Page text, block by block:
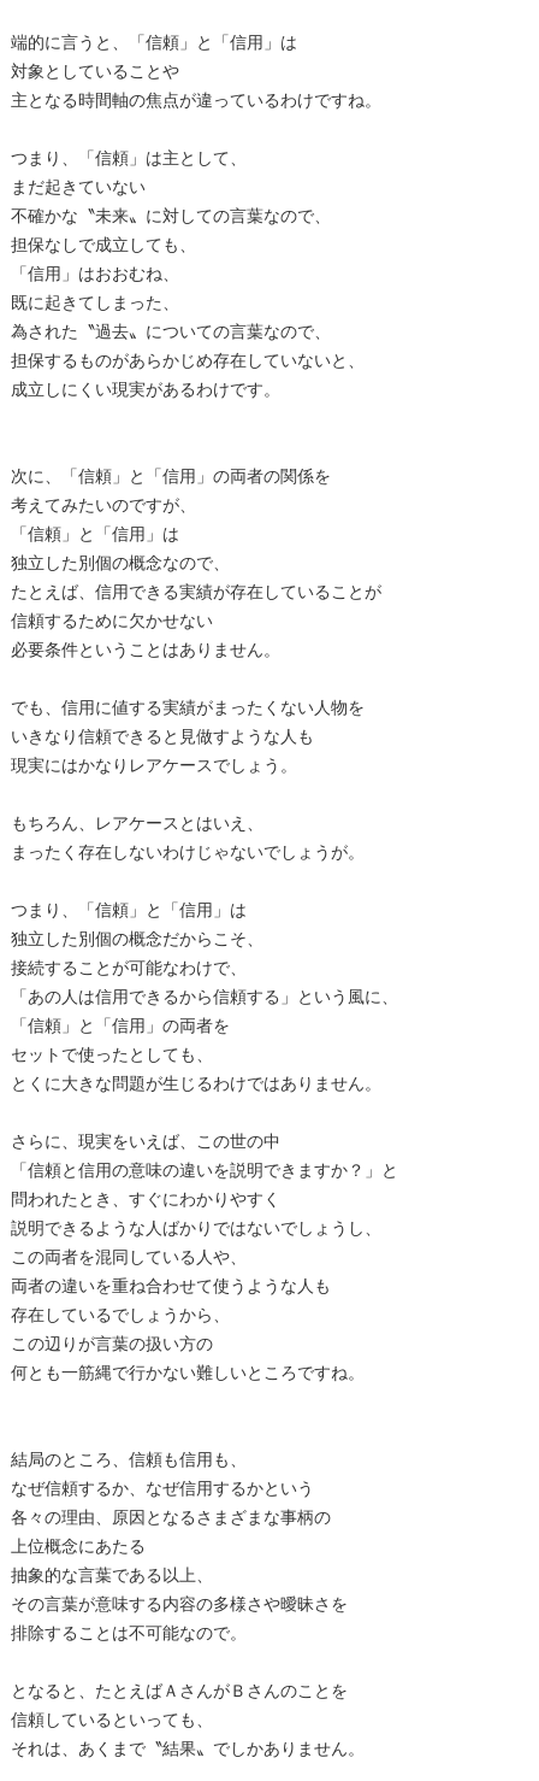
端的に言うと、「信頼」と「信用」は
対象としていることや
主となる時間軸の焦点が違っているわけですね。
つまり、「信頼」は主として、
まだ起きていない
不確かな〝未来〟に対しての言葉なので、
担保なしで成立しても、
「信用」はおおむね、
既に起きてしまった、
為された〝過去〟についての言葉なので、
担保するものがあらかじめ存在していないと、
成立しにくい現実があるわけです。
次に、「信頼」と「信用」の両者の関係を
考えてみたいのですが、
「信頼」と「信用」は
独立した別個の概念なので、
たとえば、信用できる実績が存在していることが
信頼するために欠かせない
必要条件ということはありません。
でも、信用に値する実績がまったくない人物を
いきなり信頼できると見做すような人も
現実にはかなりレアケースでしょう。
もちろん、レアケースとはいえ、
まったく存在しないわけじゃないでしょうが。
つまり、「信頼」と「信用」は
独立した別個の概念だからこそ、
接続することが可能なわけで、
「あの人は信用できるから信頼する」という風に、
「信頼」と「信用」の両者を
セットで使ったとしても、
とくに大きな問題が生じるわけではありません。
さらに、現実をいえば、この世の中
「信頼と信用の意味の違いを説明できますか？」と
問われたとき、すぐにわかりやすく
説明できるような人ばかりではないでしょうし、
この両者を混同している人や、
両者の違いを重ね合わせて使うような人も
存在しているでしょうから、
この辺りが言葉の扱い方の
何とも一筋縄で行かない難しいところですね。
結局のところ、信頼も信用も、
なぜ信頼するか、なぜ信用するかという
各々の理由、原因となるさまざまな事柄の
上位概念にあたる
抽象的な言葉である以上、
その言葉が意味する内容の多様さや曖昧さを
排除することは不可能なので。
となると、たとえばＡさんがＢさんのことを
信頼しているといっても、
それは、あくまで〝結果〟でしかありません。